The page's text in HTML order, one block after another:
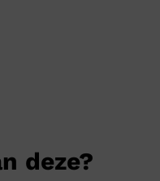
deze?